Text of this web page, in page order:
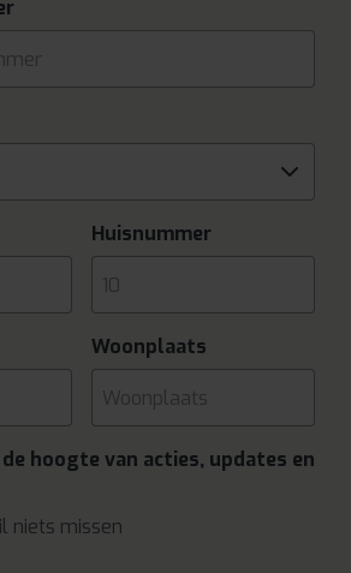
Huisnummer
Woonplaats
hoogte van acties, updates en
niets missen